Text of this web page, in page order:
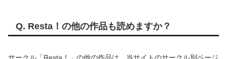
Q. Resta！の他の作品も読めますか？
サークル「Resta！」の他の作品は、当サイトのサークル別ページ